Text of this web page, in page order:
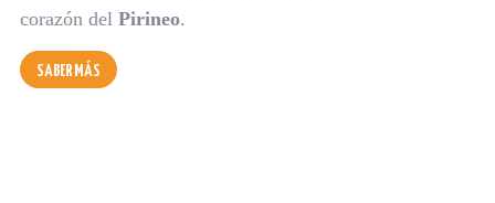
corazón del Pirineo.
SABER MÁS